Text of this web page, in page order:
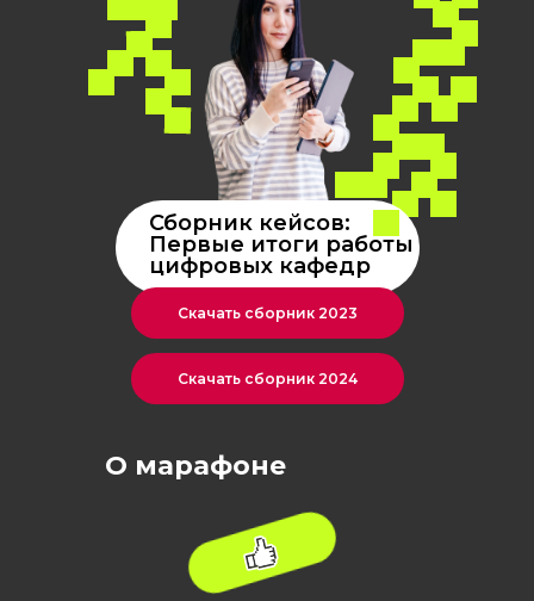
Сборник кейсов:
Первые итоги работы
цифровых кафедр
Скачать сборник 2023
Скачать сборник 2024
О марафоне